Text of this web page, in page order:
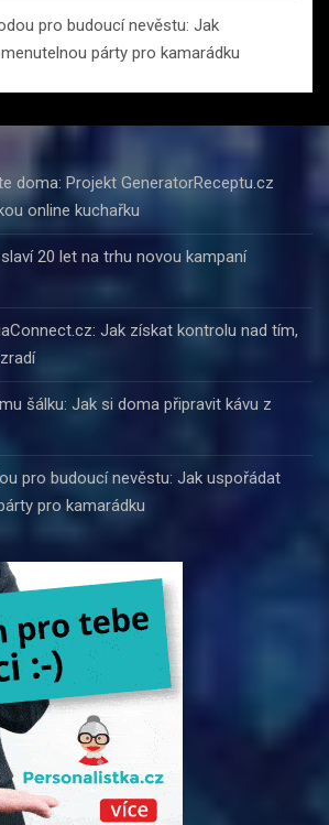
pro budoucí nevěstu: Jak
párty pro kamarádku
doma: Projekt GeneratorReceptu.cz
online kuchařku
20 let na trhu novou kampaní
Jak získat kontrolu nad tím,
šálku: Jak si doma připravit kávu z
pro budoucí nevěstu: Jak uspořádat
pro kamarádku